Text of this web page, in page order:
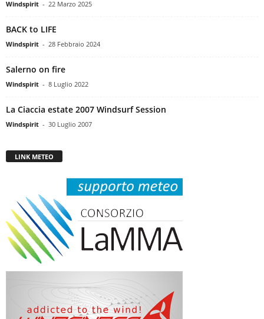
Windspirit - 22 Marzo 2025
BACK to LIFE
Windspirit - 28 Febbraio 2024
Salerno on fire
Windspirit - 8 Luglio 2022
La Ciaccia estate 2007 Windsurf Session
Windspirit - 30 Luglio 2007
LINK METEO